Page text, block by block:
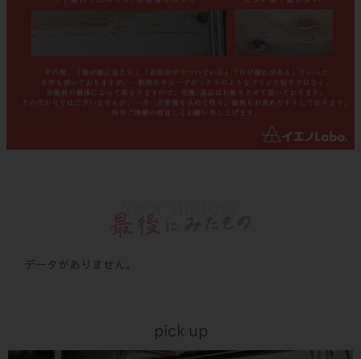
データがありません。
pick up